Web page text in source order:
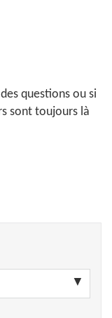
questions ou si
sont toujours là